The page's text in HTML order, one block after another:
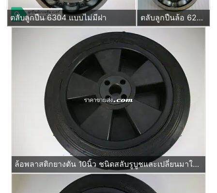
ตลับลูกปืน 6304 แบบไม่มีฝา ตลับลูกปืนล้อ 6204 แบบไม่มีฝ
ล้อพลาสติกยางตัน 10นิ้ว ชนิดสลับรูบูชและเปลี่ยนมาใส่ลูกปืนได้ด้วย